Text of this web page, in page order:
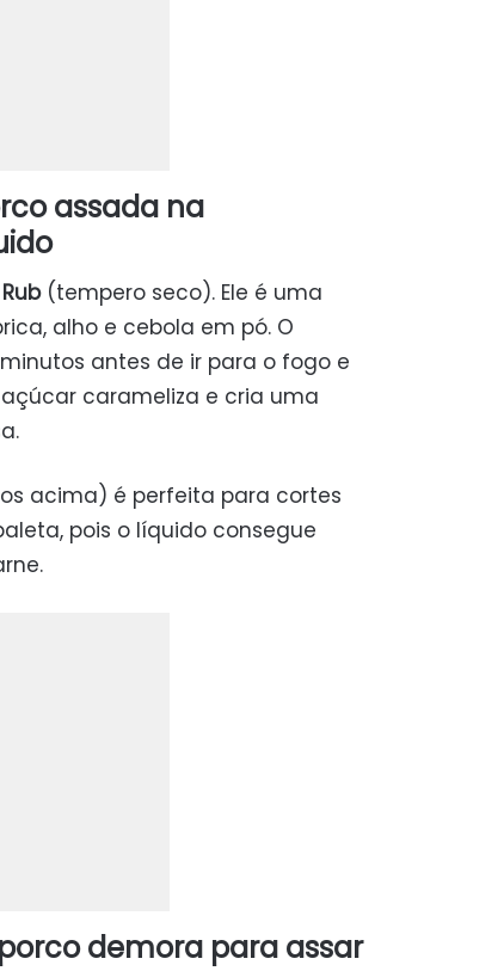
assada na
(tempero seco). Ele é uma
alho e cebola em pó. O
antes de ir para o fogo e
açúcar carameliza e cria uma
acima) é perfeita para cortes
pois o líquido consegue
demora para assar